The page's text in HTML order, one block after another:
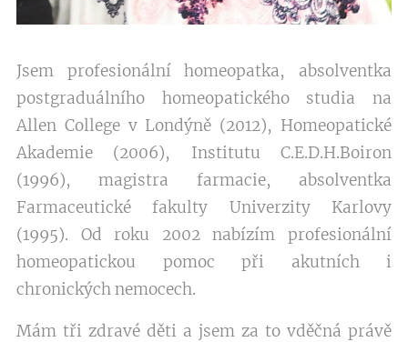
Jsem profesionální homeopatka, absolventka
postgraduálního homeopatického studia na
Allen College v Londýně (2012), Homeopatické
Akademie (2006), Institutu C.E.D.H.Boiron
(1996), magistra farmacie, absolventka
Farmaceutické fakulty Univerzity Karlovy
(1995). Od roku 2002 nabízím profesionální
homeopatickou pomoc při akutních i
chronických nemocech.
Mám tři zdravé děti a jsem za to vděčná právě